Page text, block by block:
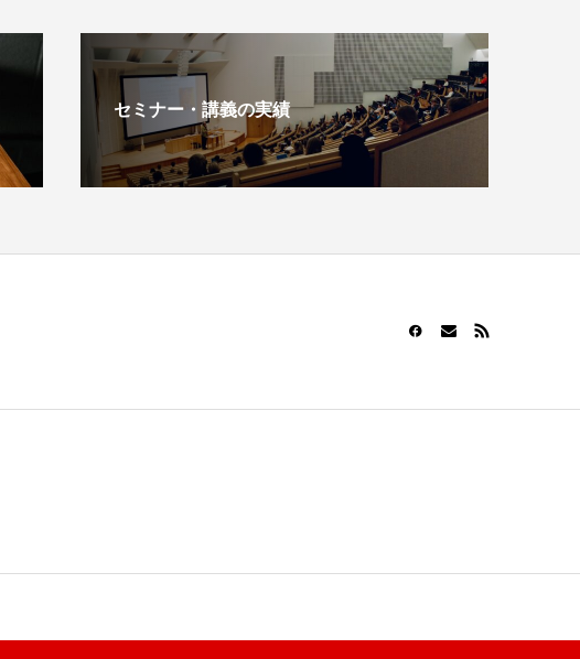
セミナー・講義の実績